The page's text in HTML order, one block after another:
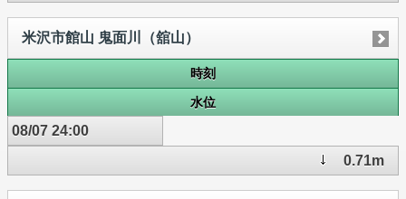
米沢市館山 鬼面川（舘山）
時刻
水位
08/07 24:00
0.71m